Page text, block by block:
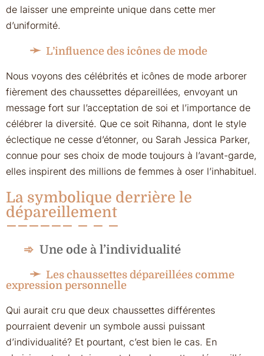
de laisser une empreinte unique dans cette mer
d’uniformité.
L’influence des icônes de mode
Nous voyons des célébrités et icônes de mode arborer
fièrement des chaussettes dépareillées, envoyant un
message fort sur l’acceptation de soi et l’importance de
célébrer la diversité. Que ce soit Rihanna, dont le style
éclectique ne cesse d’étonner, ou Sarah Jessica Parker,
connue pour ses choix de mode toujours à l’avant-garde,
elles inspirent des millions de femmes à oser l’inhabituel.
La symbolique derrière le
dépareillement
Une ode à l’individualité
Les chaussettes dépareillées comme
expression personnelle
Qui aurait cru que deux chaussettes différentes
pourraient devenir un symbole aussi puissant
d’individualité? Et pourtant, c’est bien le cas. En